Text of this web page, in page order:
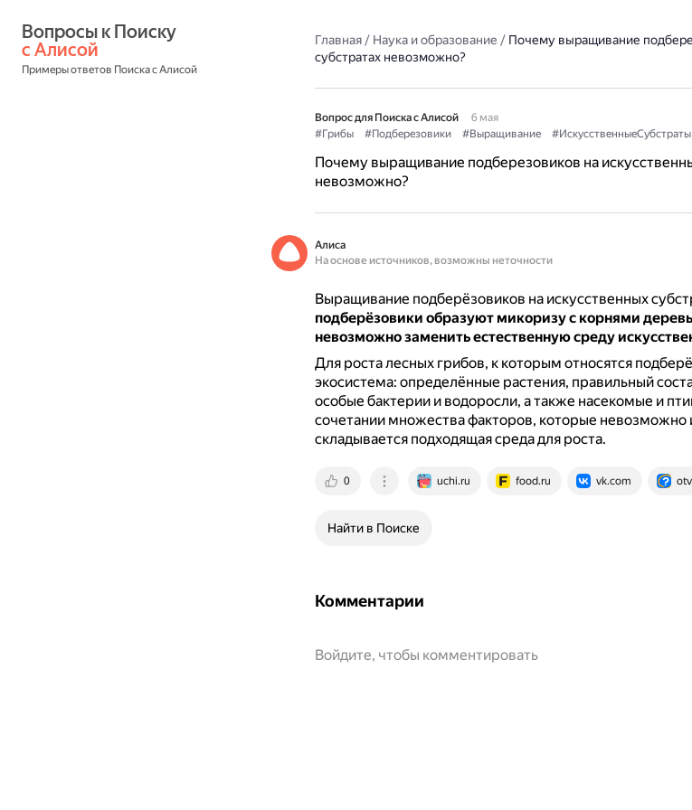
с Алисой
Примеры ответов Поиска с Алисой
Главная/ Наука и образование / Почему выращивание
субстратах невозможно?
Вопрос для Поиска с Алисой
6 мая
#Грибы
#Подберезовики #Выращивание #ИскусственныеСубстраты
Почему выращивание подберезовиков на
невозможно?
Алиса
На основе источников, возможны неточности
Выращивание подберёзовиков на искусственных
подберёзовики образуют микоризу с корнями
невозможно заменить естественную среду
Для роста лесных грибов, к которым относятся
экосистема: определённые растения, правильный
особые бактерии и водоросли, а также насекомые и
сочетании множества факторов, которые невозможно
складывается подходящая среда для роста.
0 uchi.ru food.ru vk.com
Найти в Поиске
Комментарии
Войдите, чтобы комментировать